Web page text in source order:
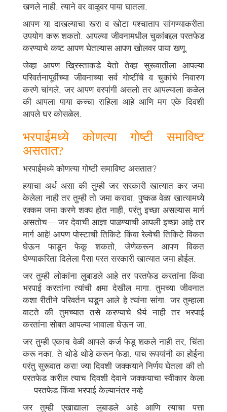
खणले नाही. त्याने वर वाळूवर पाया घातला.
आपण या दाखल्याचा खरा व खोटा पश्चाताप सांगण्याकरीता
उपयोग करू शकतो. आपल्या जीवनामधील चुकांबद्दल परतफेड
करण्याचे कष्ट आपण घेतल्यास आपण खोलवर पाया खणू.
जेव्हा आपण ख्रिस्ताकडे येतो तेव्हा सुरूवातीला आपल्या
परिवर्तनापूर्वीच्या जीवनाच्या सर्व गोष्टींचे व चुकांचे निवारण
करणे चांगले. जर आपण वरपांगी असलो तर आपल्याला कळेल
की आपला पाया कच्चा राहिला आहे आणि मग एके दिवशी
आपले घर कोसळेल.
भरपाईमध्ये कोणत्या गोष्टी समाविष्ट
असतात?
भरपाईमध्ये कोणत्या गोष्टी समाविष्ट असतात?
हयाचा अर्थ असा की तुम्ही जर सरकारी खात्यात कर जमा
केलेला नाही तर तुम्ही तो जमा करावा. पुष्कळ वेळा खात्यामध्ये
रक्कम जमा करणे शक्य होत नाही, परंतु इच्छा असल्यास मार्ग
असतोच— जर देवाची आज्ञा पाळण्याची आपली इच्छा आहे तर
मार्ग आहे! आपण पोस्टाची तिकिटे किंवा रेल्वेची तिकिटे विकत
घेऊन फाडून फेकू शकतो, जेणेकरून आपण विकत
घेण्याकरिता दिलेला पैसा परत सरकारी खात्यात जमा होईल.
जर तुम्ही लोकांना लुबाडले आहे तर परतफेड करतांना किंवा
भरपाई करतांना त्यांची क्षमा देखील मागा. तुमच्या जीवनात
कशा रीतीने परिवर्तन घडून आले हे त्यांना सांगा. जर तुम्हाला
वाटते की तुमच्यात तसे करण्याचे धैर्य नाही तर भरपाई
करतांना सोबत आपल्या भावाला घेऊन जा.
जर तुम्ही एकाच वेळी आपले कर्ज फेडू शकले नाही तर, चिंता
करू नका. ते थोडे थोडे करून फेडा. पाच रूपयांनी का होईना
परंतु सुरूवात करा! ज्या दिवशी जक्कयाने निर्णय घेतला की तो
परतफेड करील त्याच दिवशी देवाने जक्कयाचा स्वीकार केला
— परतफेड किंवा भरपाई केल्यानंतर नव्हे.
जर तुम्ही एखाद्याला लुबाडले आहे आणि त्याचा पत्ता